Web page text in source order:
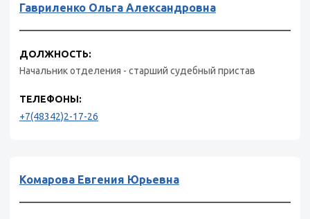
Гавриленко Ольга Александровна
ДОЛЖНОСТЬ:
Начальник отделения - старший судебный пристав
ТЕЛЕФОНЫ:
+7(48342)2-17-26
Комарова Евгения Юрьевна